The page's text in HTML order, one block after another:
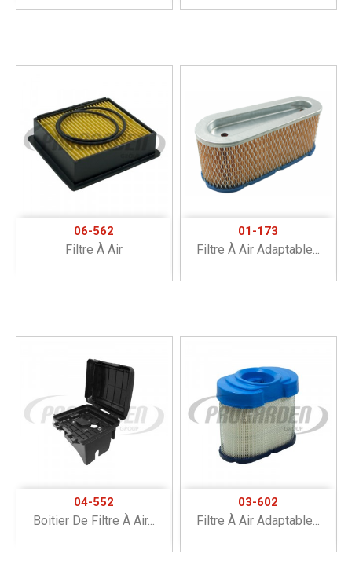
06-562
Filtre À Air
01-173
Filtre À Air Adaptable...
04-552
Boitier De Filtre À Air...
03-602
Filtre À Air Adaptable...